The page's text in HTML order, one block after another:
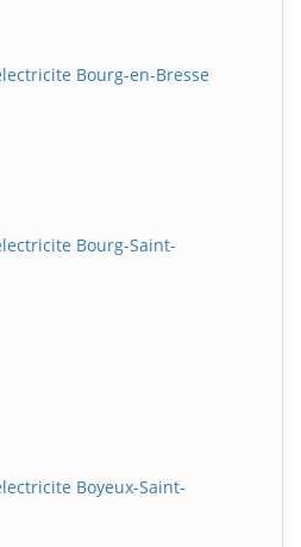
Bourg-en-Bresse
Bourg-Saint-
Boyeux-Saint-